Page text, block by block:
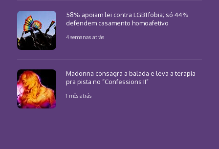
58% apoiam lei contra LGBTfobia; só 44%
defendem casamento homoafetivo
4 semanas atrás
Madonna consagra a balada e leva a terapia
pra pista no “Confessions II”
1 mês atrás